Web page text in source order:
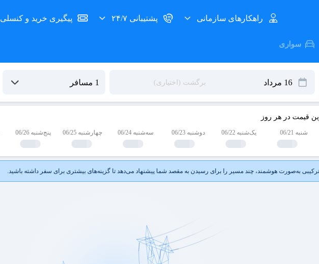
راهکارهای سازمانی پشتیبانی ۲۴/۷ پیگیری خرید و کنسلی
سواری
قیمت در هر روز
شنبه 06/21 یک‌شنبه 06/22 دوشنبه 06/23 سه‌شنبه 06/24 چهارشنبه 06/25 پنج‌شنبه 06/26
به‌صورت هوشمند، چند مسیر را برای رسیدن به مقصد شما پیشنهاد می‌دهد تا گزینه‌های بیشتری برای سفر داشته باشید.